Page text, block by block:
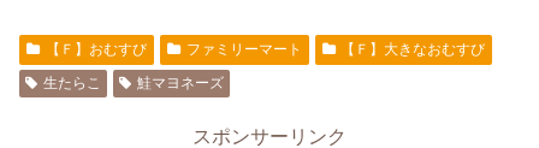
【Ｆ】おむすび ファミリーマート
【Ｆ】大きなおむすび
生たらこ
鮭マヨネーズ
スポンサーリンク